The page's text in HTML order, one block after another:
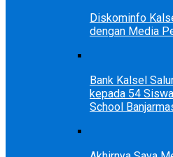
Diskominfo
dengan Media
Bank Kalsel
kepada 54
School